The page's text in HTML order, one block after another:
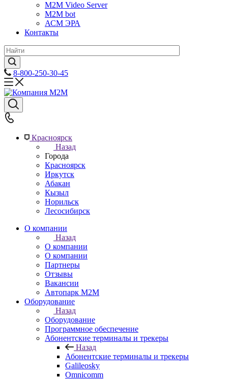
M2M Video Server
М2М bot
АСМ ЭРА
Контакты
8-800-250-30-45
Красноярск
Назад
Города
Красноярск
Иркутск
Абакан
Кызыл
Норильск
Лесосибирск
О компании
Назад
О компании
О компании
Партнеры
Отзывы
Вакансии
Автопарк М2М
Оборудование
Назад
Оборудование
Программное обеспечение
Абонентские терминалы и трекеры
Назад
Абонентские терминалы и трекеры
Galileosky
Omnicomm